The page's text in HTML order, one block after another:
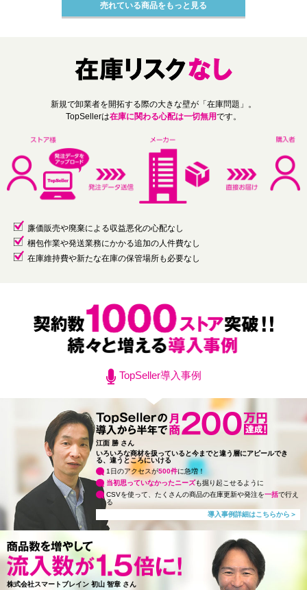
売れている商品をもっと見る
新規で卸業者を開拓する際の大きな壁が「在庫問題」。
TopSellerは在庫に関わる心配は一切無用です。
廉価販売や廃棄による収益悪化の心配なし
梱包作業や発送業務にかかる追加の人件費なし
在庫維持費や新たな在庫の保管場所も必要なし
TopSeller導入事例
江面 勝 さん
いろいろな商材を扱っていると今までと違う層にアピールでき
る、違うところにいける
1日のアクセスが500件に急増！
当初思っていなかったニーズも掘り起こせるように
CSVを使って、たくさんの商品の在庫更新や発注を一括で行え
る
導入事例詳細はこちらから＞
株式会社スマートブレイン 初山 智章 さん